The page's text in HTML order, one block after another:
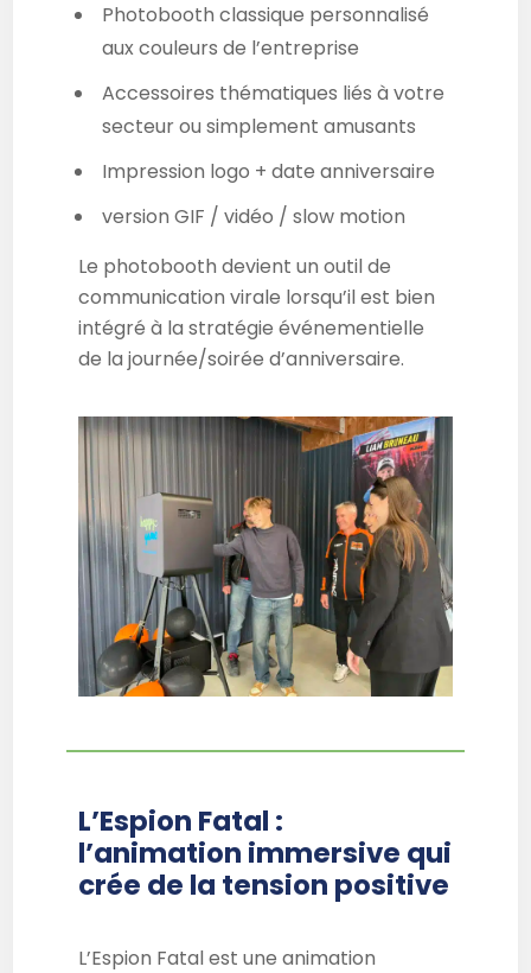
Photobooth classique personnalisé
aux couleurs de l’entreprise
Accessoires thématiques liés à votre
secteur ou simplement amusants
Impression logo + date anniversaire
version GIF / vidéo / slow motion
Le photobooth devient un outil de
communication virale lorsqu’il est bien
intégré à la stratégie événementielle
de la journée/soirée d’anniversaire.
L’Espion Fatal :
l’animation immersive qui
crée de la tension positive
L’Espion Fatal est une animation